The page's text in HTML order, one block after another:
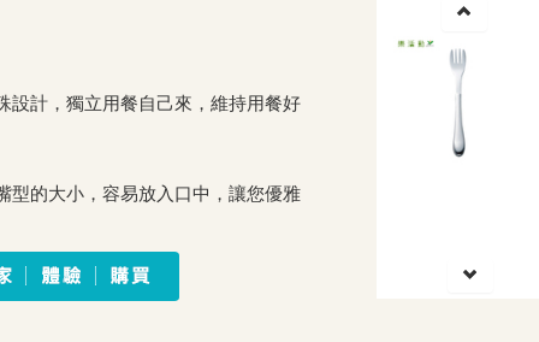
設計，獨立用餐自己來，維持用餐好
型的大小，容易放入口中，讓您優雅